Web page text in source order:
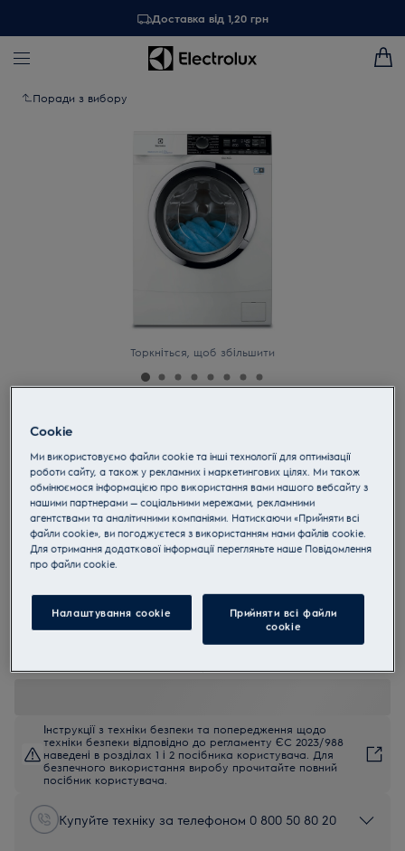
Доставка від 1,20 грн
Поради з вибору
Торкніться, щоб збільшити
EW6S227CU
PerfectCare 600 Компактна
пральна машина з фронтальним
завантаженням
4.5 (35)
EU керівництво
Переваги
Заощаджуйте місце з пральною машиною серії 600 PerfectCare з
SensiCare.
Технологія SensiCare автоматично регулює час, витрати води та
енергії.
Кожне волокно зберігає м'яке відчуття
Інструкції з техніки безпеки та попередження щодо
техніки безпеки відповідно до регламенту ЄС 2023/988
наведені в розділах 1 і 2 посібника користувача. Для
безпечного використання виробу прочитайте повний
посібник користувача.
Купуйте техніку за телефоном 0 800 50 80 20
Cookie
Ми використовуємо файли cookie та інші технології для оптимізації
роботи сайту, а також у рекламних і маркетингових цілях. Ми також
обмінюємося інформацією про використання вами нашого вебсайту з
нашими партнерами — соціальними мережами, рекламними
агентствами та аналітичними компаніями. Натискаючи «Прийняти всі
файли cookie», ви погоджуєтеся з використанням нами файлів cookie.
Для отримання додаткової інформації перегляньте наше Пoвідомлення
прo файли cookie.
Налаштування cookie
Прийняти всі файли
сookie